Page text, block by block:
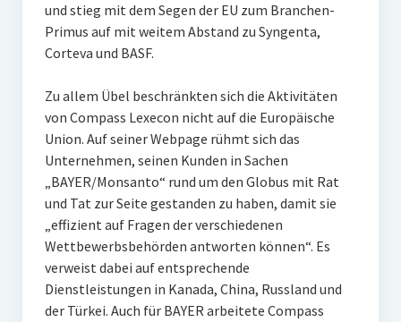
und stieg mit dem Segen der EU zum Branchen-
Primus auf mit weitem Abstand zu Syngenta,
Corteva und BASF.
Zu allem Übel beschränkten sich die Aktivitäten
von Compass Lexecon nicht auf die Europäische
Union. Auf seiner Webpage rühmt sich das
Unternehmen, seinen Kunden in Sachen
„BAYER/Monsanto“ rund um den Globus mit Rat
und Tat zur Seite gestanden zu haben, damit sie
„effizient auf Fragen der verschiedenen
Wettbewerbsbehörden antworten können“. Es
verweist dabei auf entsprechende
Dienstleistungen in Kanada, China, Russland und
der Türkei. Auch für BAYER arbeitete Compass